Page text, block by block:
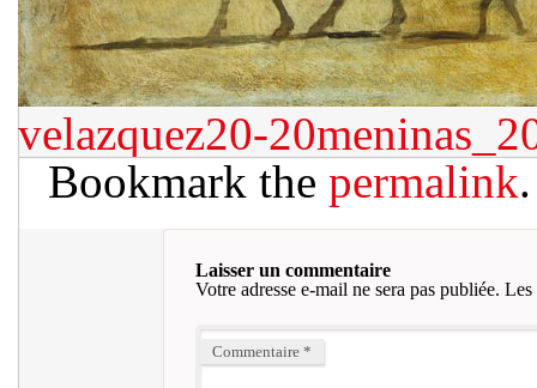
velazquez20-
Bookmark the permalink.
Laisser un commentaire
Votre adresse e-mail ne sera pas publiée. Les
Commentaire *